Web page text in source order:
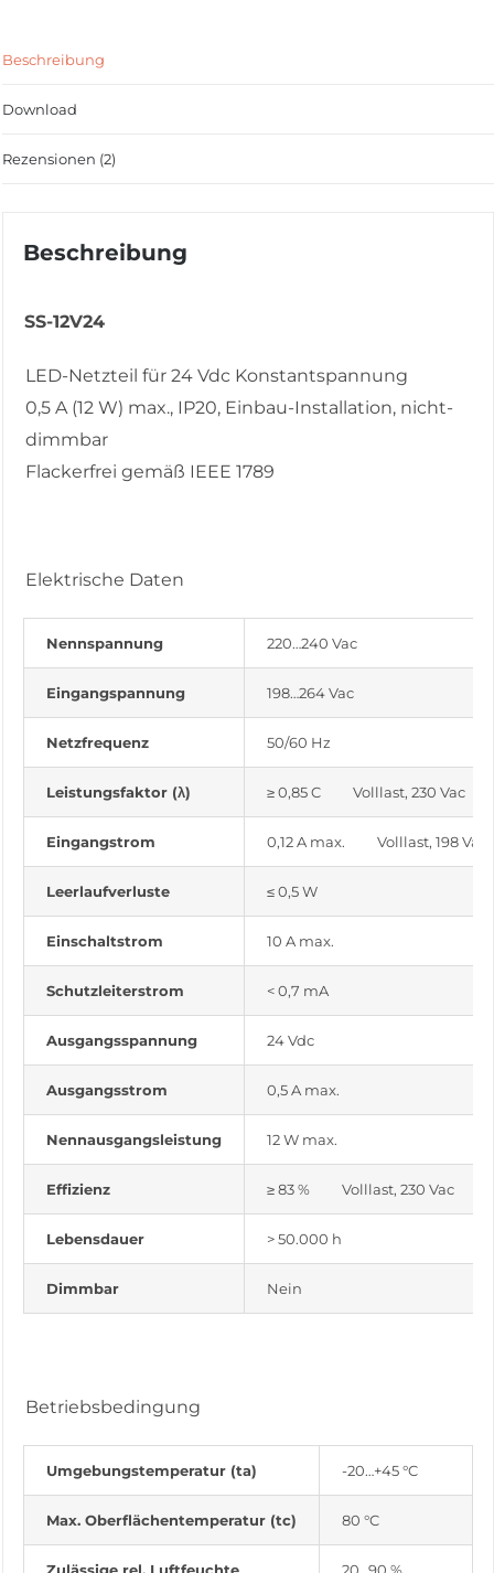
Beschreibung
Download
Rezensionen (2)
Beschreibung
SS-12V24
LED-Netzteil für 24 Vdc Konstantspannung
0,5 A (12 W) max., IP20, Einbau-Installation, nicht-
dimmbar
Flackerfrei gemäß IEEE 1789
Elektrische Daten
Nennspannung 220…240 Vac
Eingangspannung 198…264 Vac
Netzfrequenz 50/60 Hz
Leistungsfaktor (λ) ≥ 0,85 C Volllast, 230 Vac
Eingangstrom 0,12 A max. Volllast, 198 Vac
Leerlaufverluste ≤ 0,5 W
Einschaltstrom 10 A max.
Schutzleiterstrom < 0,7 mA
Ausgangsspannung 24 Vdc
Ausgangsstrom 0,5 A max.
Nennausgangsleistung 12 W max.
Effizienz ≥ 83 % Volllast, 230 Vac
Lebensdauer > 50.000 h
Dimmbar Nein
Betriebsbedingung
Umgebungstemperatur (ta) -20…+45 °C
Max. Oberflächentemperatur (tc) 80 °C